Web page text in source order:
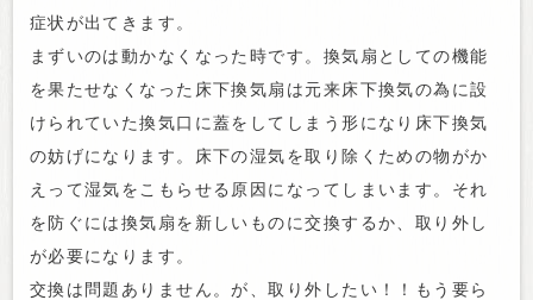
症状が出てきます。
まずいのは動かなくなった時です。換気扇としての機能
を果たせなくなった床下換気扇は元来床下換気の為に設
けられていた換気口に蓋をしてしまう形になり床下換気
の妨げになります。床下の湿気を取り除くための物がか
えって湿気をこもらせる原因になってしまいます。それ
を防ぐには換気扇を新しいものに交換するか、取り外し
が必要になります。
交換は問題ありません。が、取り外したい！！もう要ら